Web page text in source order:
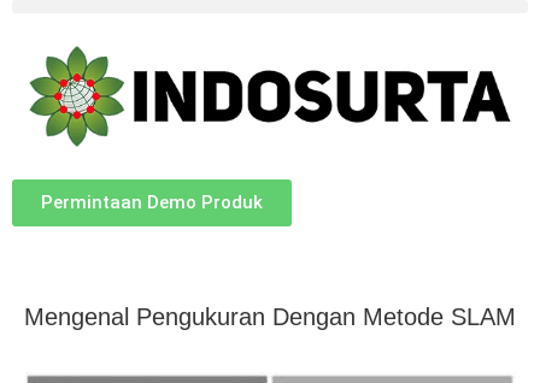
Permintaan Demo Produk
Mengenal Pengukuran Dengan Metode SLAM